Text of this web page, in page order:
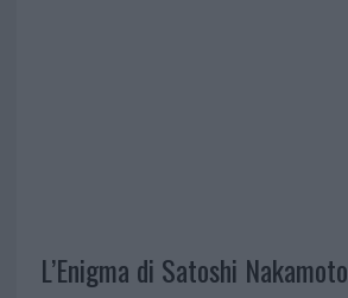
L’Enigma di Satoshi Nakamoto